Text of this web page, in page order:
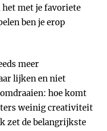
met je favoriete
ben je erop
meer
lijken en niet
hoe komt
weinig creativiteit
zet de belangrijkste